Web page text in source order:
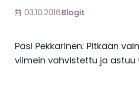
03.10.2016Blogit
Pasi Pekkarinen: Pitkään
viimein vahvistettu ja astuu